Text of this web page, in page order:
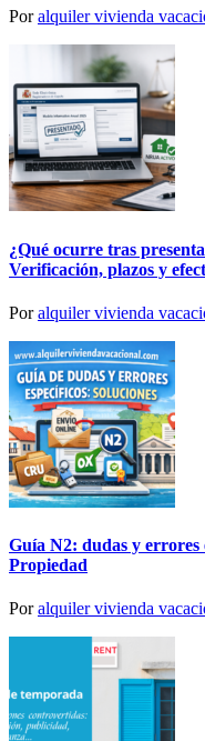
Poralquiler vivienda
¿Qué ocurre tras
Verificación, plazos y
Poralquiler vivienda
Guía N2: dudas y errores
Propiedad
Poralquiler vivienda